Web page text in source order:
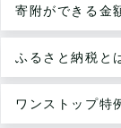
寄附ができる金
ふるさと納税と
ワンストップ特